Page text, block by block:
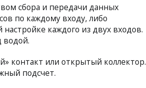
сбора и передачи данных
по каждому входу, либо
каждого из двух входов.
водой.
контакт или открытый коллектор.
подсчет.